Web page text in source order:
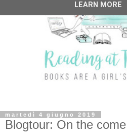
martedì 4 giugno 2019
Blogtour: On the
LEARN MORE